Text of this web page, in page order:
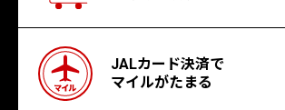
JALカード決済で
マイルがたまる